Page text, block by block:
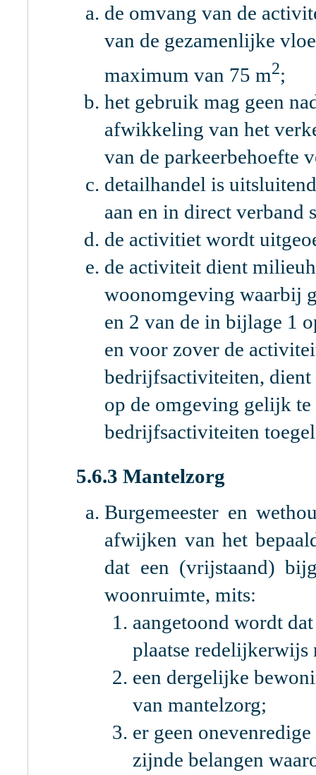
de omvang van de
van de gezamenlijke
maximum van 75 m2;
het gebruik mag geen
afwikkeling van het
van de parkeerbehoefte
detailhandel is
aan en in direct verband
de activitiet wordt
de activiteit dient
woonomgeving waarbij
en 2 van de in bijlage 1
en voor zover de
bedrijfsactiviteiten,
op de omgeving gelijk te
bedrijfsactiviteiten
5.6.3 Mantelzorg
Burgemeester en
afwijken van het
dat een (vrijstaand)
woonruimte, mits:
aangetoond wordt
plaatse
een dergelijke
van mantelzorg;
er geen
zijnde belangen